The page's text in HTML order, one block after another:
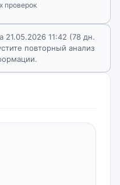
проверок
21.05.2026 11:42 (78 дн.
повторный анализ